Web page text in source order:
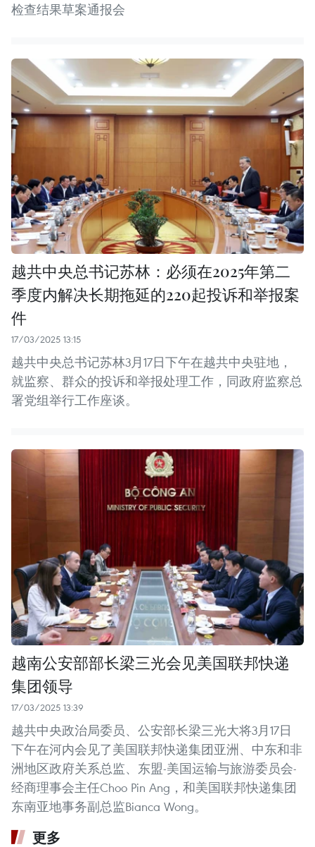
检查结果草案通报会
越共中央总书记苏林：必须在2025年第二
季度内解决长期拖延的220起投诉和举报案
件
17/03/2025 13:15
越共中央总书记苏林3月17日下午在越共中央驻地，
就监察、群众的投诉和举报处理工作，同政府监察总
署党组举行工作座谈。
越南公安部部长梁三光会见美国联邦快递
集团领导
17/03/2025 13:39
越共中央政治局委员、公安部长梁三光大将3月17日
下午在河内会见了美国联邦快递集团亚洲、中东和非
洲地区政府关系总监、东盟-美国运输与旅游委员会-
经商理事会主任Choo Pin Ang，和美国联邦快递集团
东南亚地事务副总监Bianca Wong。
更多